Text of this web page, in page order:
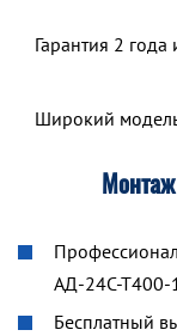
Гарантия 2
Широкий
АД-24С-Т400-
Бесплатный